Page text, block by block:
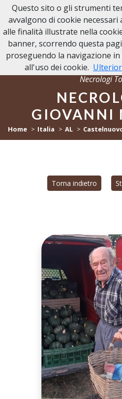
NECROLOGI TORTONA
Necrologi
GIOVANNI
Home Italia AL
Torna indietro
Questo sito o gli strumenti
avvalgono di cookie
alle finalità illustrate nella
banner, scorrendo questa
proseguendo la navigazione
all'uso dei cookie.